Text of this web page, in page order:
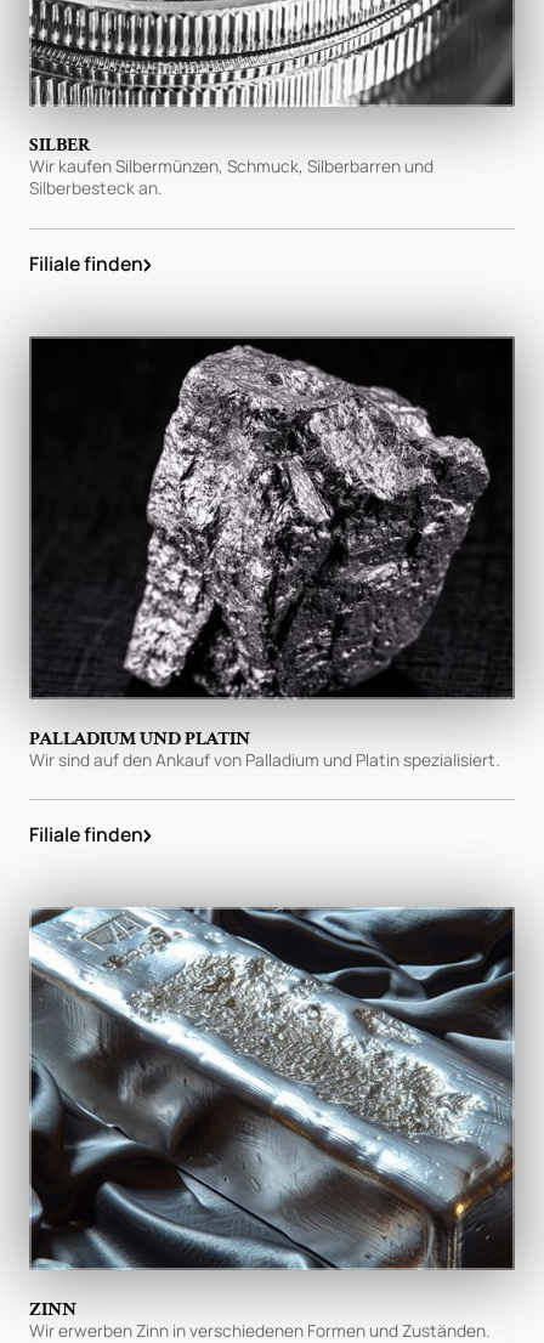
SILBER
Wir kaufen Silbermünzen, Schmuck, Silberbarren und
Silberbesteck an.
Filiale finden
PALLADIUM UND PLATIN
Wir sind auf den Ankauf von Palladium und Platin spezialisiert.
Filiale finden
ZINN
Wir erwerben Zinn in verschiedenen Formen und Zuständen.